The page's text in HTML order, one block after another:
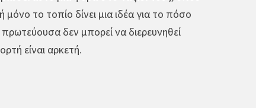
το τοπίο δίνει μια ιδέα για το πόσο
δεν μπορεί να διερευνηθεί
είναι αρκετή.